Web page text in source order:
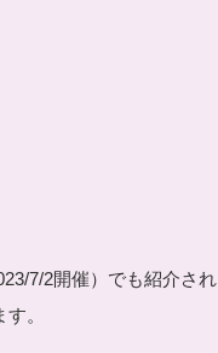
7/2開催）でも紹介され
。